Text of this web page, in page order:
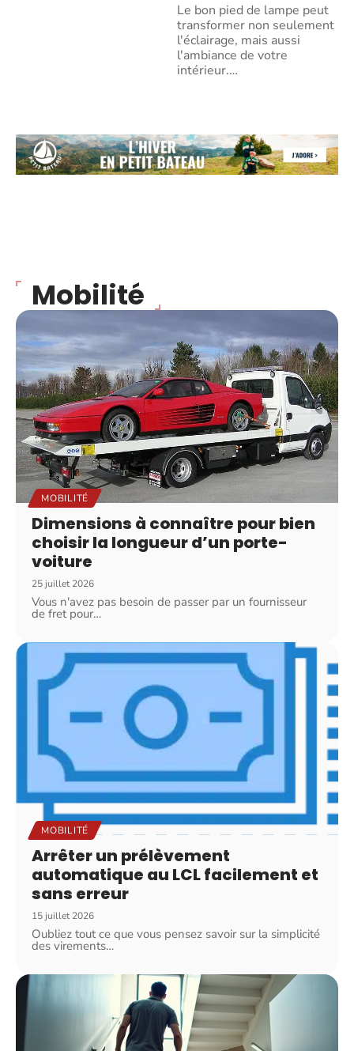
Le bon pied de lampe peut
transformer non seulement
l'éclairage, mais aussi
l'ambiance de votre
intérieur.…
Mobilité
MOBILITÉ
Dimensions à connaître pour bien
choisir la longueur d’un porte-
voiture
25 juillet 2026
Vous n'avez pas besoin de passer par un fournisseur
de fret pour…
MOBILITÉ
Arrêter un prélèvement
automatique au LCL facilement et
sans erreur
15 juillet 2026
Oubliez tout ce que vous pensez savoir sur la simplicité
des virements…